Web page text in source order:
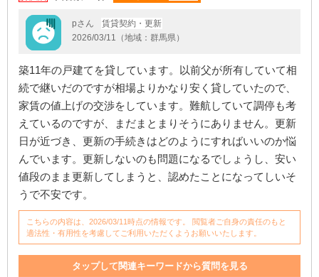
pさん
賃貸契約・更新
2026/03/11（地域：群馬県）
築11年の戸建てを貸しています。以前父が所有していて相
続で継いだのですが相場よりかなり安く貸していたので、
家賃の値上げの交渉をしています。難航していて調停も考
えているのですが、まだまとまりそうにありません。更新
日が近づき、更新の手続きはどのようにすればいいのか悩
んでいます。更新しないのも問題になるでしょうし、安い
値段のまま更新してしまうと、認めたことになってしいそ
うで不安です。
こちらの内容は、2026/03/11時点の情報です。 閲覧者ご自身の責任のもと
適法性・有用性を考慮してご利用いただくようお願いいたします。
タップして関連キーワードから質問を見る